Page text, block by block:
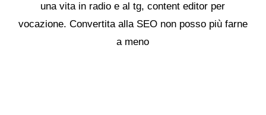
una vita in radio e al tg, content editor per
vocazione. Convertita alla SEO non posso più farne
a meno